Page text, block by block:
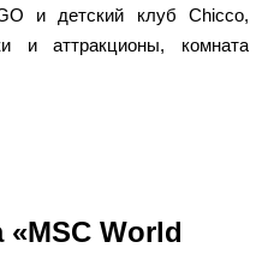
и детский клуб Chicco,
и аттракционы, комната
«MSC World